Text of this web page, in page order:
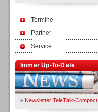
Termine
Partner
Service
Immer Up-To-Date
» Newsletter TeleTalk-Compact